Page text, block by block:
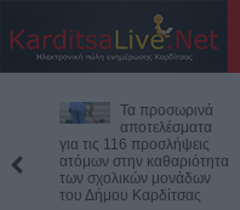
Τα προσωρινά
αποτελέσματα
για τις 116 προσλήψεις
ατόμων στην καθαριότητα
των σχολικών μονάδων
του Δήμου Καρδίτσας